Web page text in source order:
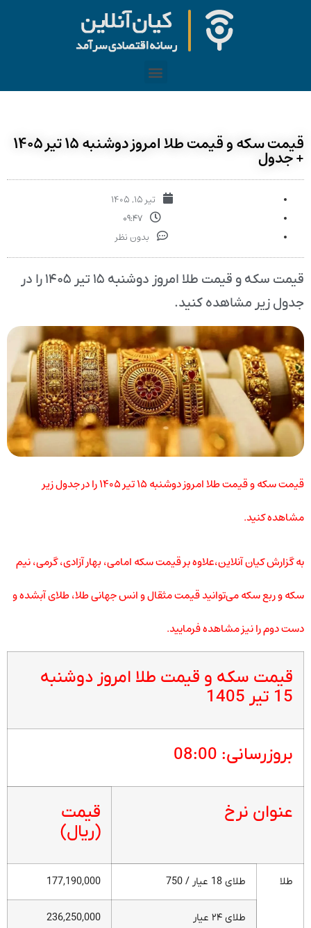
قیمت سکه و قیمت طلا امروز دوشنبه ۱۵ تیر ۱۴۰۵
+ جدول
تیر ۱۵, ۱۴۰۵
۰۹:۴۷
بدون نظر
قیمت سکه و قیمت طلا امروز دوشنبه ۱۵ تیر ۱۴۰۵ را در
جدول زیر مشاهده کنید.
قیمت سکه و قیمت طلا امروز دوشنبه ۱۵ تیر ۱۴۰۵ را در جدول زیر
مشاهده کنید.
به گزارش کیان آنلاین،علاوه بر قیمت سکه امامی، بهار آزادی، گرمی، نیم
سکه و ربع سکه می‌توانید قیمت مثقال و انس جهانی طلا، طلای آبشده و
دست دوم را نیز مشاهده فرمایید.
قیمت سکه و قیمت طلا امروز دوشنبه
15 تیر 1405
بروزرسانی: 08:00
عنوان نرخ
قیمت
(ریال)
طلا طلای 18 عیار / 750 177,190,000
طلای ۲۴ عیار 236,250,000